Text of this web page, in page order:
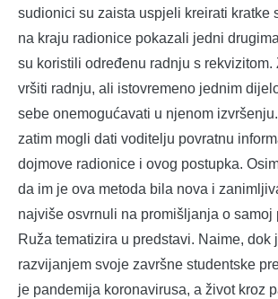
sudionici su zaista uspjeli kreirati kratke
na kraju radionice pokazali jedni
su koristili određenu radnju s rekvizitom.
vršiti radnju, ali istovremeno jednim
sebe onemogućavati u njenom
zatim mogli dati voditelju povratnu
dojmove radionice i ovog postupka.
da im je ova metoda bila nova i
najviše osvrnuli na promišljanja o samoj
Ruža tematizira u predstavi. Naime, dok
razvijanjem svoje završne studentske
je pandemija koronavirusa, a život kroz